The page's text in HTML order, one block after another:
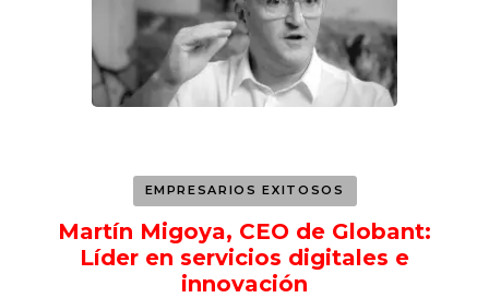
EMPRESARIOS EXITOSOS
Martín Migoya, CEO de Globant:
Líder en servicios digitales e
innovación